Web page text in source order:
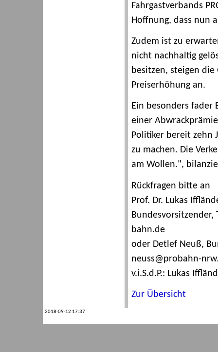
Fahrgastverbands
Hoffnung, dass nun
Zudem ist zu
nicht nachhaltig
besitzen, steigen
Preiserhöhung an.
Ein besonders fader
einer
Politiker bereit zehn
zu machen. Die
am Wollen.",
Rückfragen bitte an
Prof. Dr. Lukas
Bundesvorsitzender,
bahn.de
oder Detlef Neuß,
neuss@probahn-
v.i.S.d.P.: Lukas
Zur Übersicht
2018-09-12 17:37